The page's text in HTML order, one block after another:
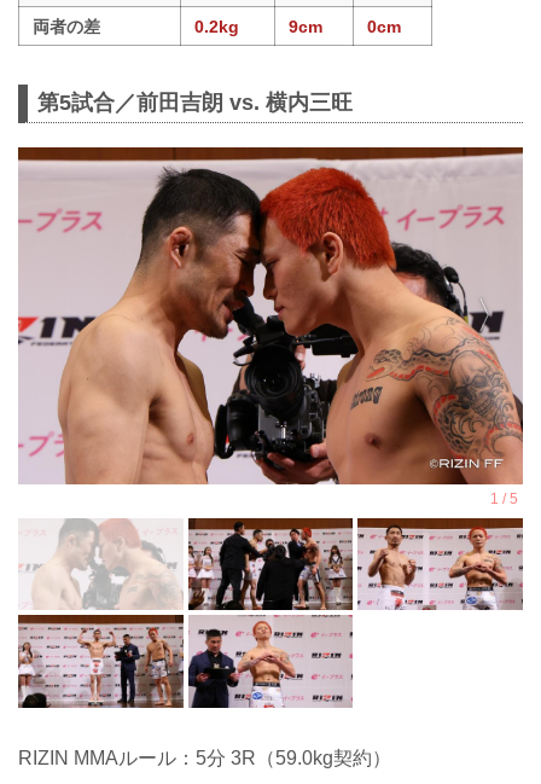
両者の差
0.2kg 9cm 0cm
第5試合／前田吉朗 vs. 横内三旺
RIZIN MMAルール：5分 3R（59.0kg契約）